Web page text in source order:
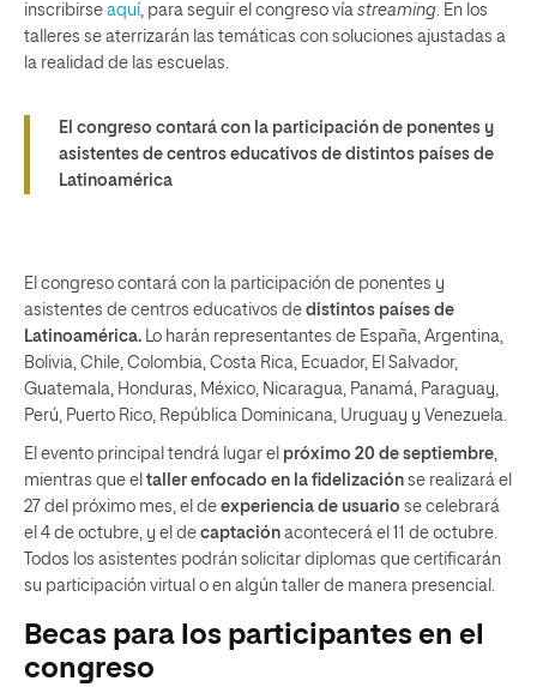
inscribirse aquí , para seguir el congreso vía streaming . En los
talleres se aterrizarán las temáticas con soluciones ajustadas a
la realidad de las escuelas.
El congreso contará con la participación de ponentes y
asistentes de centros educativos de distintos países de
Latinoamérica
El congreso contará con la participación de ponentes y
asistentes de centros educativos de distintos países de
Latinoamérica. Lo harán representantes de España, Argentina,
Bolivia, Chile, Colombia, Costa Rica, Ecuador, El Salvador,
Guatemala, Honduras, México, Nicaragua, Panamá, Paraguay,
Perú, Puerto Rico, República Dominicana, Uruguay y Venezuela.
El evento principal tendrá lugar el próximo 20 de septiembre
mientras que el taller enfocado en la fidelización se realizará el
27 del próximo mes, el de experiencia de usuario se celebrará
el 4 de octubre, y el de captación acontecerá el 11 de octubre.
Todos los asistentes podrán solicitar diplomas que certificarán
su participación virtual o en algún taller de manera presencial.
Becas para los participantes en el
congreso